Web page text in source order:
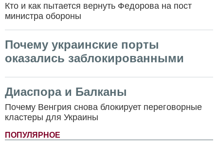
Кто и как пытается вернуть Федорова на пост
министра обороны
Почему украинские порты
оказались заблокированными
Диаспора и Балканы
Почему Венгрия снова блокирует переговорные
кластеры для Украины
ПОПУЛЯРНОЕ